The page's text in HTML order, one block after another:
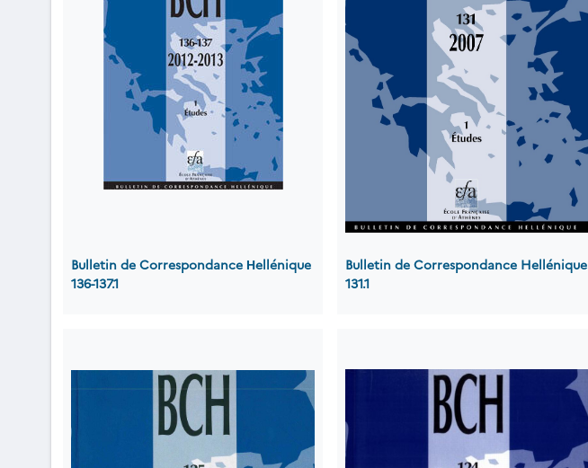
Bulletin de Correspondance Ηellénique
136-137.1
Bulletin de Correspondance Hellénique
131.1